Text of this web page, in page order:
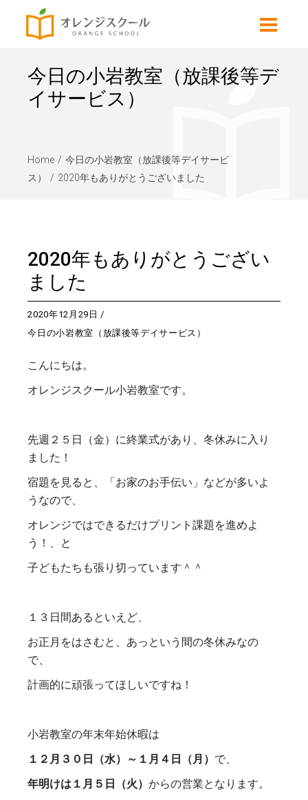
今日の小岩教室（放課後等デ
イサービス）
Home
今日の小岩教室（放課後等デイサービ
ス）
2020年もありがとうございました
2020年もありがとうござい
ました
2020年12月29日
今日の小岩教室（放課後等デイサービス）
こんにちは。
オレンジスクール小岩教室です。
先週２５日（金）に終業式があり、冬休みに入り
ました！
宿題を見ると、「お家のお手伝い」などが多いよ
うなので、
オレンジではできるだけプリント課題を進めよ
う！、と
子どもたちも張り切っています＾＾
１３日間あるといえど、
お正月をはさむと、あっという間の冬休みなの
で、
計画的に頑張ってほしいですね！
小岩教室の年末年始休暇は
１２月３０日（水）～１月４日（月） で、
年明けは１月５日（火）からの営業となります。